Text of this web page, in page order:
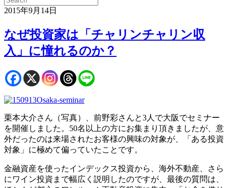
2015年9月14日
なぜ投資家は「チャリンチャリン収
入」に憧れるのか？
栗本大介さん（写真）、前野彩さんと3人で大阪でセミナー
を開催しました。50名以上の方にお集まり頂きましたが、意
外だったのは来場されたお客様の興味の対象が、「ある投資
対象」に極めて偏っていたことです。
金融資産を使ったインデックス投資から、海外不動産、さら
にワイン投資まで幅広く説明したのですが、最後の質問は、